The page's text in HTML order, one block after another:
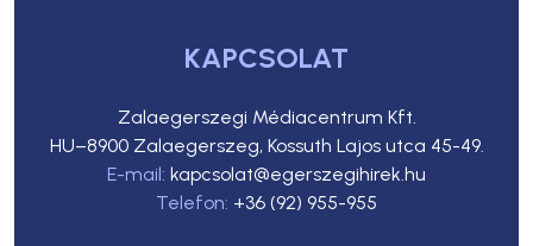
KAPCSOLAT
Zalaegerszegi Médiacentrum Kft.
HU–8900 Zalaegerszeg, Kossuth Lajos utca 45-49.
E-mail: kapcsolat@egerszegihirek.hu
Telefon: +36 (92) 955-955